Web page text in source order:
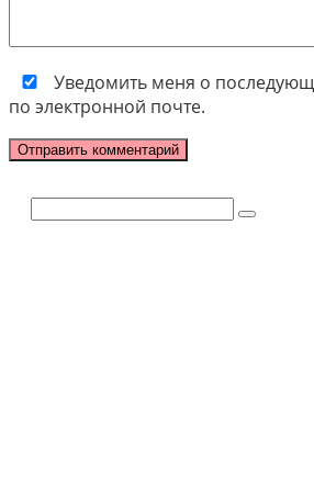
Уведомить меня о
по электронной почте.
Поиск: